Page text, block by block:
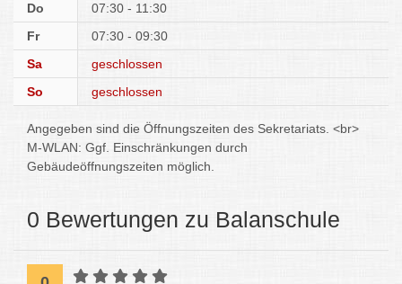
Do
07:30 - 11:30
Fr
07:30 - 09:30
Sa
geschlossen
So
geschlossen
Angegeben sind die Öffnungszeiten des Sekretariats. <br>
M-WLAN: Ggf. Einschränkungen durch
Gebäudeöffnungszeiten möglich.
0 Bewertungen zu Balanschule